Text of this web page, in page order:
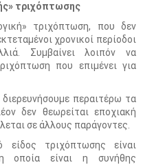
τριχόπτωσης
τριχόπτωση, που δεν
χρονικοί περίοδοι
Συμβαίνει λοιπόν να
που επιμένει για
περαιτέρω τα
δεν θεωρείται εποχιακή
σε άλλους παράγοντες.
τριχόπτωσης είναι
οποία είναι η συνήθης